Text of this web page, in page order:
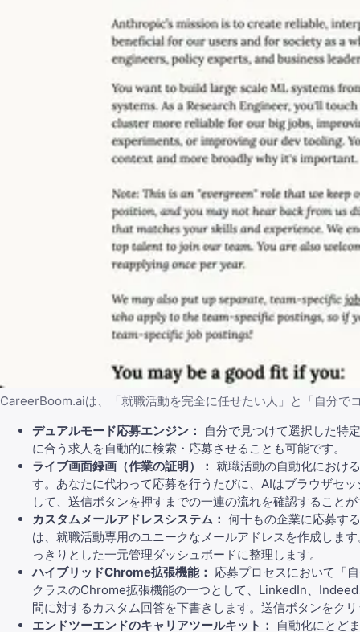
CareerBoom.aiは、「就職活動を完全に任せたい人」と「自分で
デュアルモード応募エンジン：
自分で見つけて選択した特
に合う求人を自動的に検索・応募させることも可能です。
ライブ画面録画（作業の証明）： 就職活動の自動化におけ
す。あなたに代わって応募を行うたびに、AIはブラウザセ
して、送信ボタンを押すまでの一連の流れを確認すること
カスタムメールアドレスシステム： 何十もの企業に応募す
は、就職活動専用のユニークなメールアドレスを作成しま
っきりとした一元管理ダッシュボードに整理します。
ハイブリッドChrome拡張機能： 応募プロセスにおいて「
クラスのChrome拡張機能の一つとして、LinkedIn、
問に対するカスタム回答を下書きします。送信ボタンをク
エンドツーエンドのキャリアツールキット：
自動化にとど